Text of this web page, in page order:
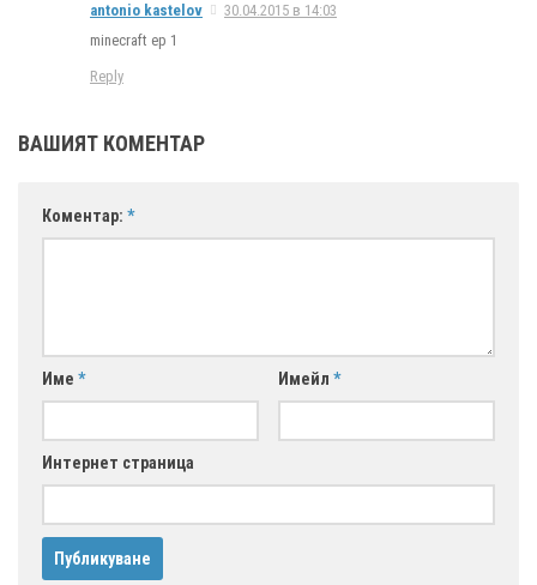
antonio kastelov
30.04.2015 в 14:03
minecraft ep 1
Reply
ВАШИЯТ КОМЕНТАР
Коментар: *
Име * Имейл *
Интернет страница